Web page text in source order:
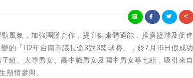
風氣，加強團隊合作，提升健康體適能，推廣籃球及促進
的「112年台南市議長盃3對3籃球賽」，於7月16日假成功
組、大專男女、高中職男女及國中男女等七組，吸引來自
情參與。